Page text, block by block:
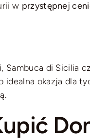
w przystępnej
Sambuca di Sicilia
idealna okazja dla